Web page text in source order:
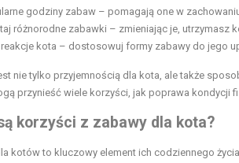
godziny zabaw – pomagają one w
różnorodne zabawki – zmieniając je, utrzymasz
reakcje kota – dostosowuj formy zabawy do jego
nie tylko przyjemnością dla kota, ale także
przynieść wiele korzyści, jak poprawa kondycji
korzyści z zabawy dla kota?
kotów to kluczowy element ich codziennego